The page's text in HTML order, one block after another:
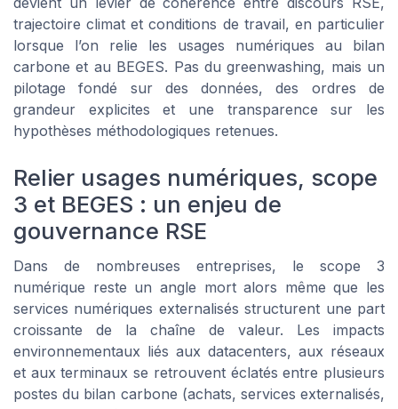
trajectoire climat et conditions de travail, en particulier
lorsque l’on relie les usages numériques au bilan
carbone et au BEGES. Pas du greenwashing, mais un
pilotage fondé sur des données, des ordres de
grandeur explicites et une transparence sur les
hypothèses méthodologiques retenues.
Relier usages numériques, scope
3 et BEGES : un enjeu de
gouvernance RSE
Dans de nombreuses entreprises, le scope 3
numérique reste un angle mort alors même que les
services numériques externalisés structurent une part
croissante de la chaîne de valeur. Les impacts
environnementaux liés aux datacenters, aux réseaux
et aux terminaux se retrouvent éclatés entre plusieurs
postes du bilan carbone (achats, services externalisés,